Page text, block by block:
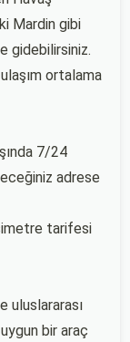
Mardin gibi
gidebilirsiniz.
ortalama
7/24
adrese
tarifesi
uluslararası
bir araç